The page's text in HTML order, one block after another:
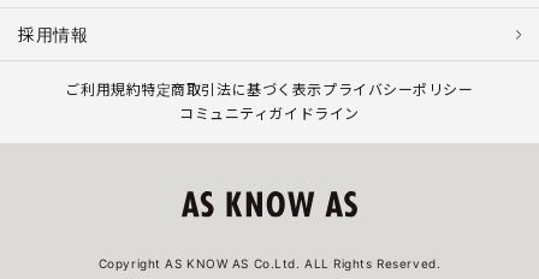
採用情報
ご利用規約特定商取引法に基づく表示プライバシーポリシー
コミュニティガイドライン
Copyright AS KNOW AS Co.Ltd. ALL Rights Reserved.